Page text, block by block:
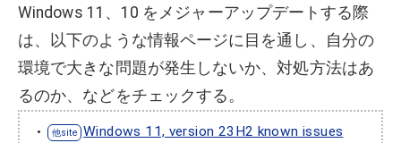
Windows 11、10 をメジャーアップデートする際
は、以下のような情報ページに目を通し、自分の
環境で大きな問題が発生しないか、対処方法はあ
るのか、などをチェックする。
Windows 11, version 23H2 known issues